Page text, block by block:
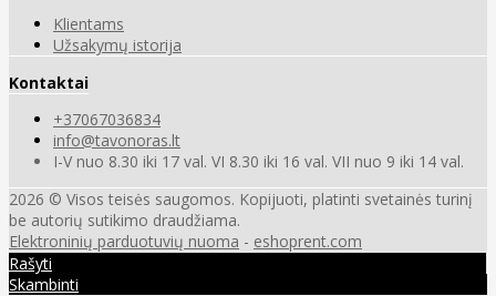
Klientams
Užsakymų istorija
Kontaktai
+37067036834
info@tavonoras.lt
I-V nuo 8.30 iki 17 val. VI 8.30 iki 16 val. VII nuo 9 iki 14 val.
2026 © Visos teisės saugomos. Kopijuoti, platinti svetainės turinį
be autorių sutikimo draudžiama.
Elektroninių parduotuvių nuoma - eshoprent.com
Rašyti
Skambinti